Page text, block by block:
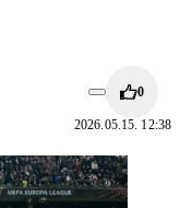
0
2026.05.15. 12:38